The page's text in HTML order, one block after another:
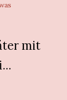
mit